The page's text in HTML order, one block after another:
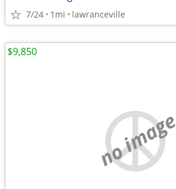
7/24 1mi lawranceville
no image
$9,850